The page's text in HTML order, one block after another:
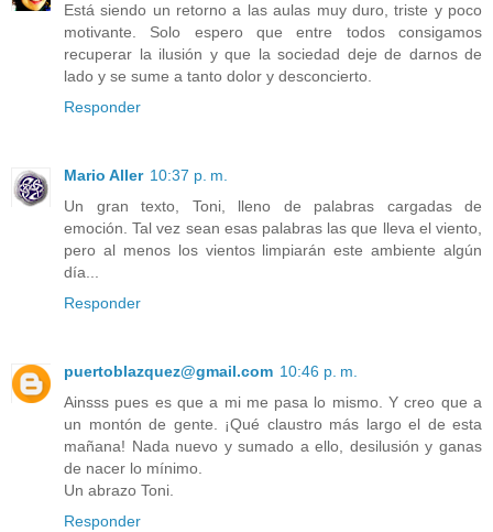
Está siendo un retorno a las aulas muy duro, triste y poco
motivante. Solo espero que entre todos consigamos
recuperar la ilusión y que la sociedad deje de darnos de
lado y se sume a tanto dolor y desconcierto.
Responder
Mario Aller 10:37 p. m.
Un gran texto, Toni, lleno de palabras cargadas de
emoción. Tal vez sean esas palabras las que lleva el viento,
pero al menos los vientos limpiarán este ambiente algún
día...
Responder
puertoblazquez@gmail.com 10:46 p. m.
Ainsss pues es que a mi me pasa lo mismo. Y creo que a
un montón de gente. ¡Qué claustro más largo el de esta
mañana! Nada nuevo y sumado a ello, desilusión y ganas
de nacer lo mínimo.
Un abrazo Toni.
Responder